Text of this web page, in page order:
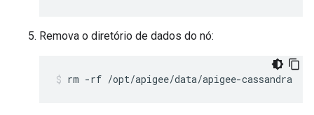
Remova o diretório de dados do nó:
rm -rf /opt/apigee/data/apigee-cassandra